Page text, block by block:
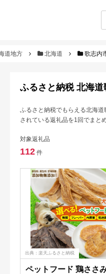
道地方 北海道 歌志内
ふるさと納税 北海
ふるさと納税でもらえる北海
されている返礼品を1回でまと
対象返礼品
112 件
出典：楽天ふるさと納税
ペットフード 鶏ささ